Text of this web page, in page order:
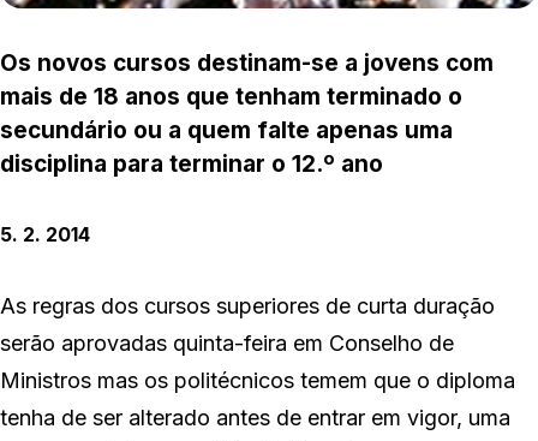
Os novos cursos destinam-se a jovens com
mais de 18 anos que tenham terminado o
secundário ou a quem falte apenas uma
disciplina para terminar o 12.º ano
5. 2. 2014
As regras dos cursos superiores de curta duração
serão aprovadas quinta-feira em Conselho de
Ministros mas os politécnicos temem que o diploma
tenha de ser alterado antes de entrar em vigor, uma